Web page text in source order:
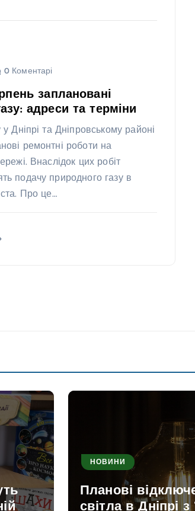
0 Коментарі
заплановані
адреси та терміни
Дніпрі та Дніпровському районі
ремонтні роботи на
Внаслідок цих робіт
подачу природного газу в
Про це…
НОВИНИ
Планові
світла в Дніпрі з